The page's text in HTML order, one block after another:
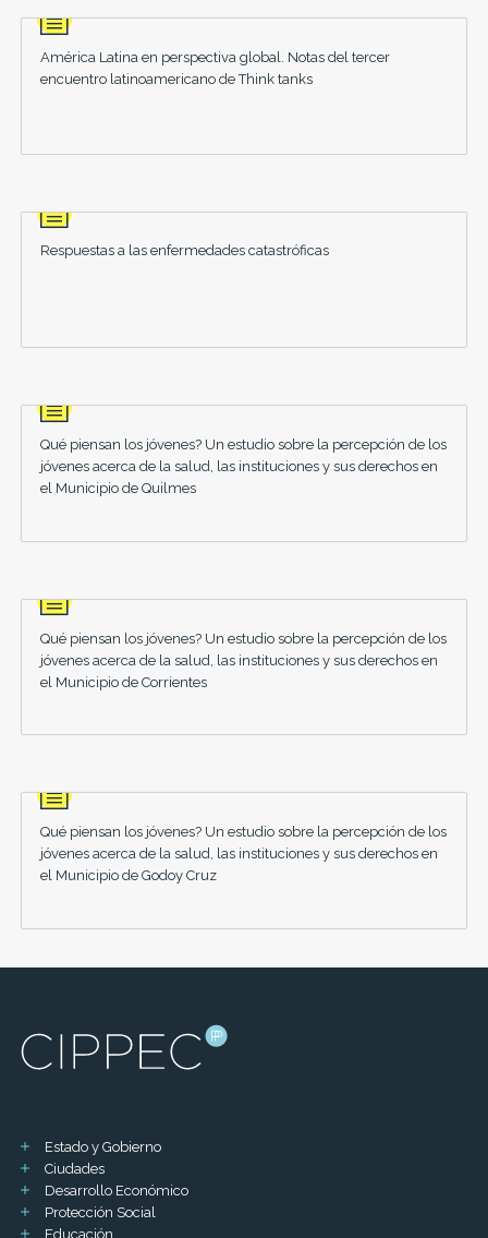
América Latina en perspectiva global. Notas del tercer
encuentro latinoamericano de Think tanks
Respuestas a las enfermedades catastróficas
Qué piensan los jóvenes? Un estudio sobre la percepción de los
jóvenes acerca de la salud, las instituciones y sus derechos en
el Municipio de Quilmes
Qué piensan los jóvenes? Un estudio sobre la percepción de los
jóvenes acerca de la salud, las instituciones y sus derechos en
el Municipio de Corrientes
Qué piensan los jóvenes? Un estudio sobre la percepción de los
jóvenes acerca de la salud, las instituciones y sus derechos en
el Municipio de Godoy Cruz
Estado y Gobierno
Ciudades
Desarrollo Económico
Protección Social
Educación